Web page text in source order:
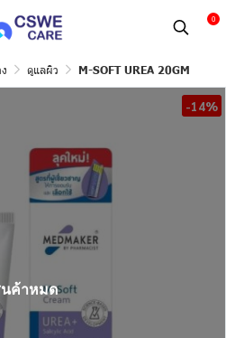
0
ดูแลผิว M-SOFT UREA 20GM
-14%
ค้าหมด